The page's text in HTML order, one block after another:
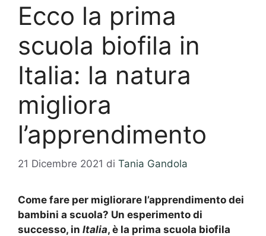
Ecco la prima
scuola biofila in
Italia: la natura
migliora
l’apprendimento
21 Dicembre 2021 di Tania Gandola
Come fare per migliorare l’apprendimento dei
bambini a scuola? Un esperimento di
successo, in Italia, è la prima scuola biofila